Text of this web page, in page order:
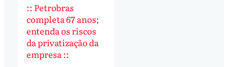
:: Petrobras
completa 67 anos;
entenda os riscos
da privatização da
empresa ::